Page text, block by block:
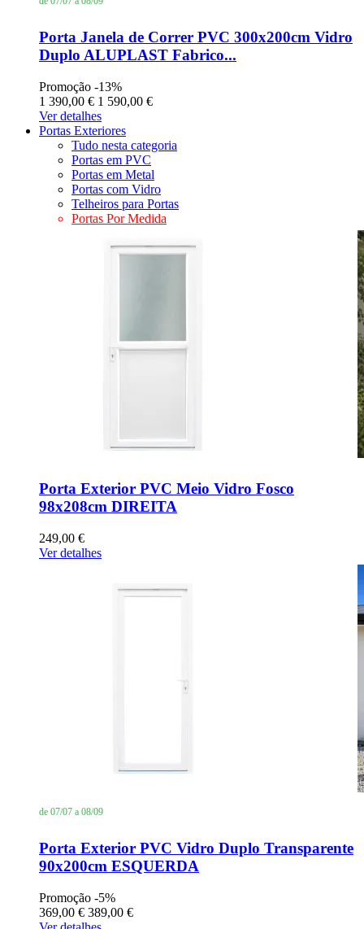
Porta Janela de Correr PVC 300x200cm Vidro
Duplo ALUPLAST Fabrico...
Promoção -13%
1 390,00 € 1 590,00 €
Ver detalhes
Portas Exteriores
Tudo nesta categoria
Portas em PVC
Portas em Metal
Portas com Vidro
Telheiros para Portas
Portas Por Medida
Porta Exterior PVC Meio Vidro Fosco
98x208cm DIREITA
249,00 €
Ver detalhes
de 07/07 a 08/09
Porta Exterior PVC Vidro Duplo Transparente
90x200cm ESQUERDA
Promoção -5%
369,00 € 389,00 €